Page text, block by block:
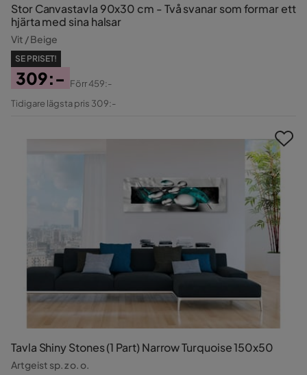
Stor Canvastavla 90x30 cm - Två svanar som formar ett
hjärta med sina halsar
Vit / Beige
SE PRISET!
Pris
309:-
Original
Förr459:-
Tidigare lägsta pris 309:-
Tavla Shiny Stones (1 Part) Narrow Turquoise 150x50
Artgeist sp. z o. o.